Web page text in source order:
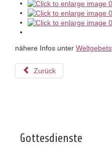
nähere Infos unter
Zurück
Gottesdienste